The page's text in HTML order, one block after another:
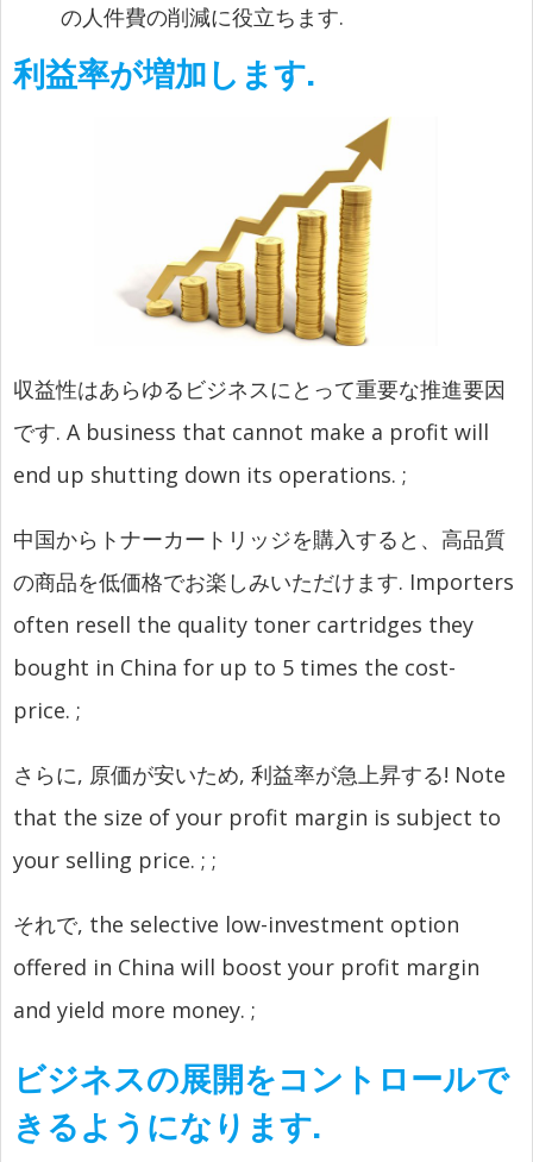
の人件費の削減に役立ちます.
利益率が増加します.
収益性はあらゆるビジネスにとって重要な推進要因
です. A business that cannot make a profit will
end up shutting down its operations. ;
中国からトナーカートリッジを購入すると、高品質
の商品を低価格でお楽しみいただけます. Importers
often resell the quality toner cartridges they
bought in China for up to 5 times the cost-
price. ;
さらに, 原価が安いため, 利益率が急上昇する! Note
that the size of your profit margin is subject to
your selling price. ; ;
それで, the selective low-investment option
offered in China will boost your profit margin
and yield more money. ;
ビジネスの展開をコントロールで
きるようになります.